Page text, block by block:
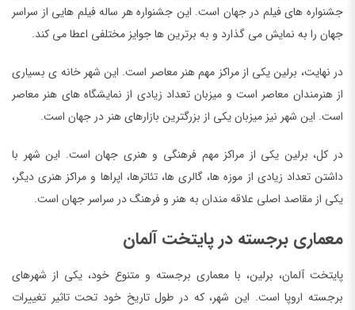
جشنواره های فیلم در جهان است. این جشنواره هر ساله فیلم هایی از سراسر
جهان را به نمایش می گذارد و به برترین ها جوایز مختلفی اعطا می کند.
در نهایت، برلین یکی از مراکز مهم هنر معاصر است. این شهر خانه ی بسیاری
از هنرمندان معاصر است و میزبان تعداد زیادی از نمایشگاه های هنر معاصر
است. این شهر نیز میزبان یکی از بزرگترین بازارهای هنر در جهان است.
در کل، برلین یکی از مراکز مهم فرهنگی و هنری جهان است. این شهر با
داشتن تعداد زیادی از موزه ها، گالری ها، تئاترها، اپراها و مراکز هنری دیگر،
یکی از مقاصد اصلی علاقه مندان به هنر و فرهنگ در سراسر جهان است.
معماری برجسته در پایتخت آلمان
پایتخت آلمان، برلین، با معماری برجسته و متنوع خود، یکی از شهرهای
برجسته اروپا است. این شهر، که در طول تاریخ خود تحت تاثیر تغییرات